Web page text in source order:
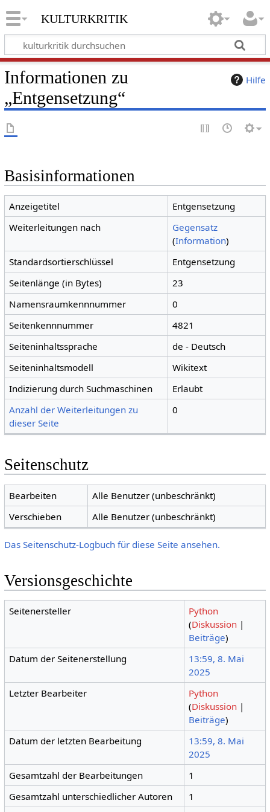
kulturkritik
Hilfe
Informationen zu
„Entgensetzung“
Basisinformationen
Anzeigetitel
Entgensetzung
Weiterleitungen nach
Gegensatz
(Information)
Standardsortierschlüssel
Entgensetzung
Seitenlänge (in Bytes)
23
Namensraumkennnummer
0
Seitenkennnummer
4821
Seiteninhaltssprache
de - Deutsch
Seiteninhaltsmodell
Wikitext
Indizierung durch Suchmaschinen
Erlaubt
Anzahl der Weiterleitungen zu
dieser Seite
0
Seitenschutz
Bearbeiten
Alle Benutzer (unbeschränkt)
Verschieben
Alle Benutzer (unbeschränkt)
Das Seitenschutz-Logbuch für diese Seite ansehen.
Versionsgeschichte
Seitenersteller
Python
(Diskussion |
Beiträge)
Datum der Seitenerstellung
13:59, 8. Mai
2025
Letzter Bearbeiter
Python
(Diskussion |
Beiträge)
Datum der letzten Bearbeitung
13:59, 8. Mai
2025
Gesamtzahl der Bearbeitungen
1
Gesamtzahl unterschiedlicher Autoren
1